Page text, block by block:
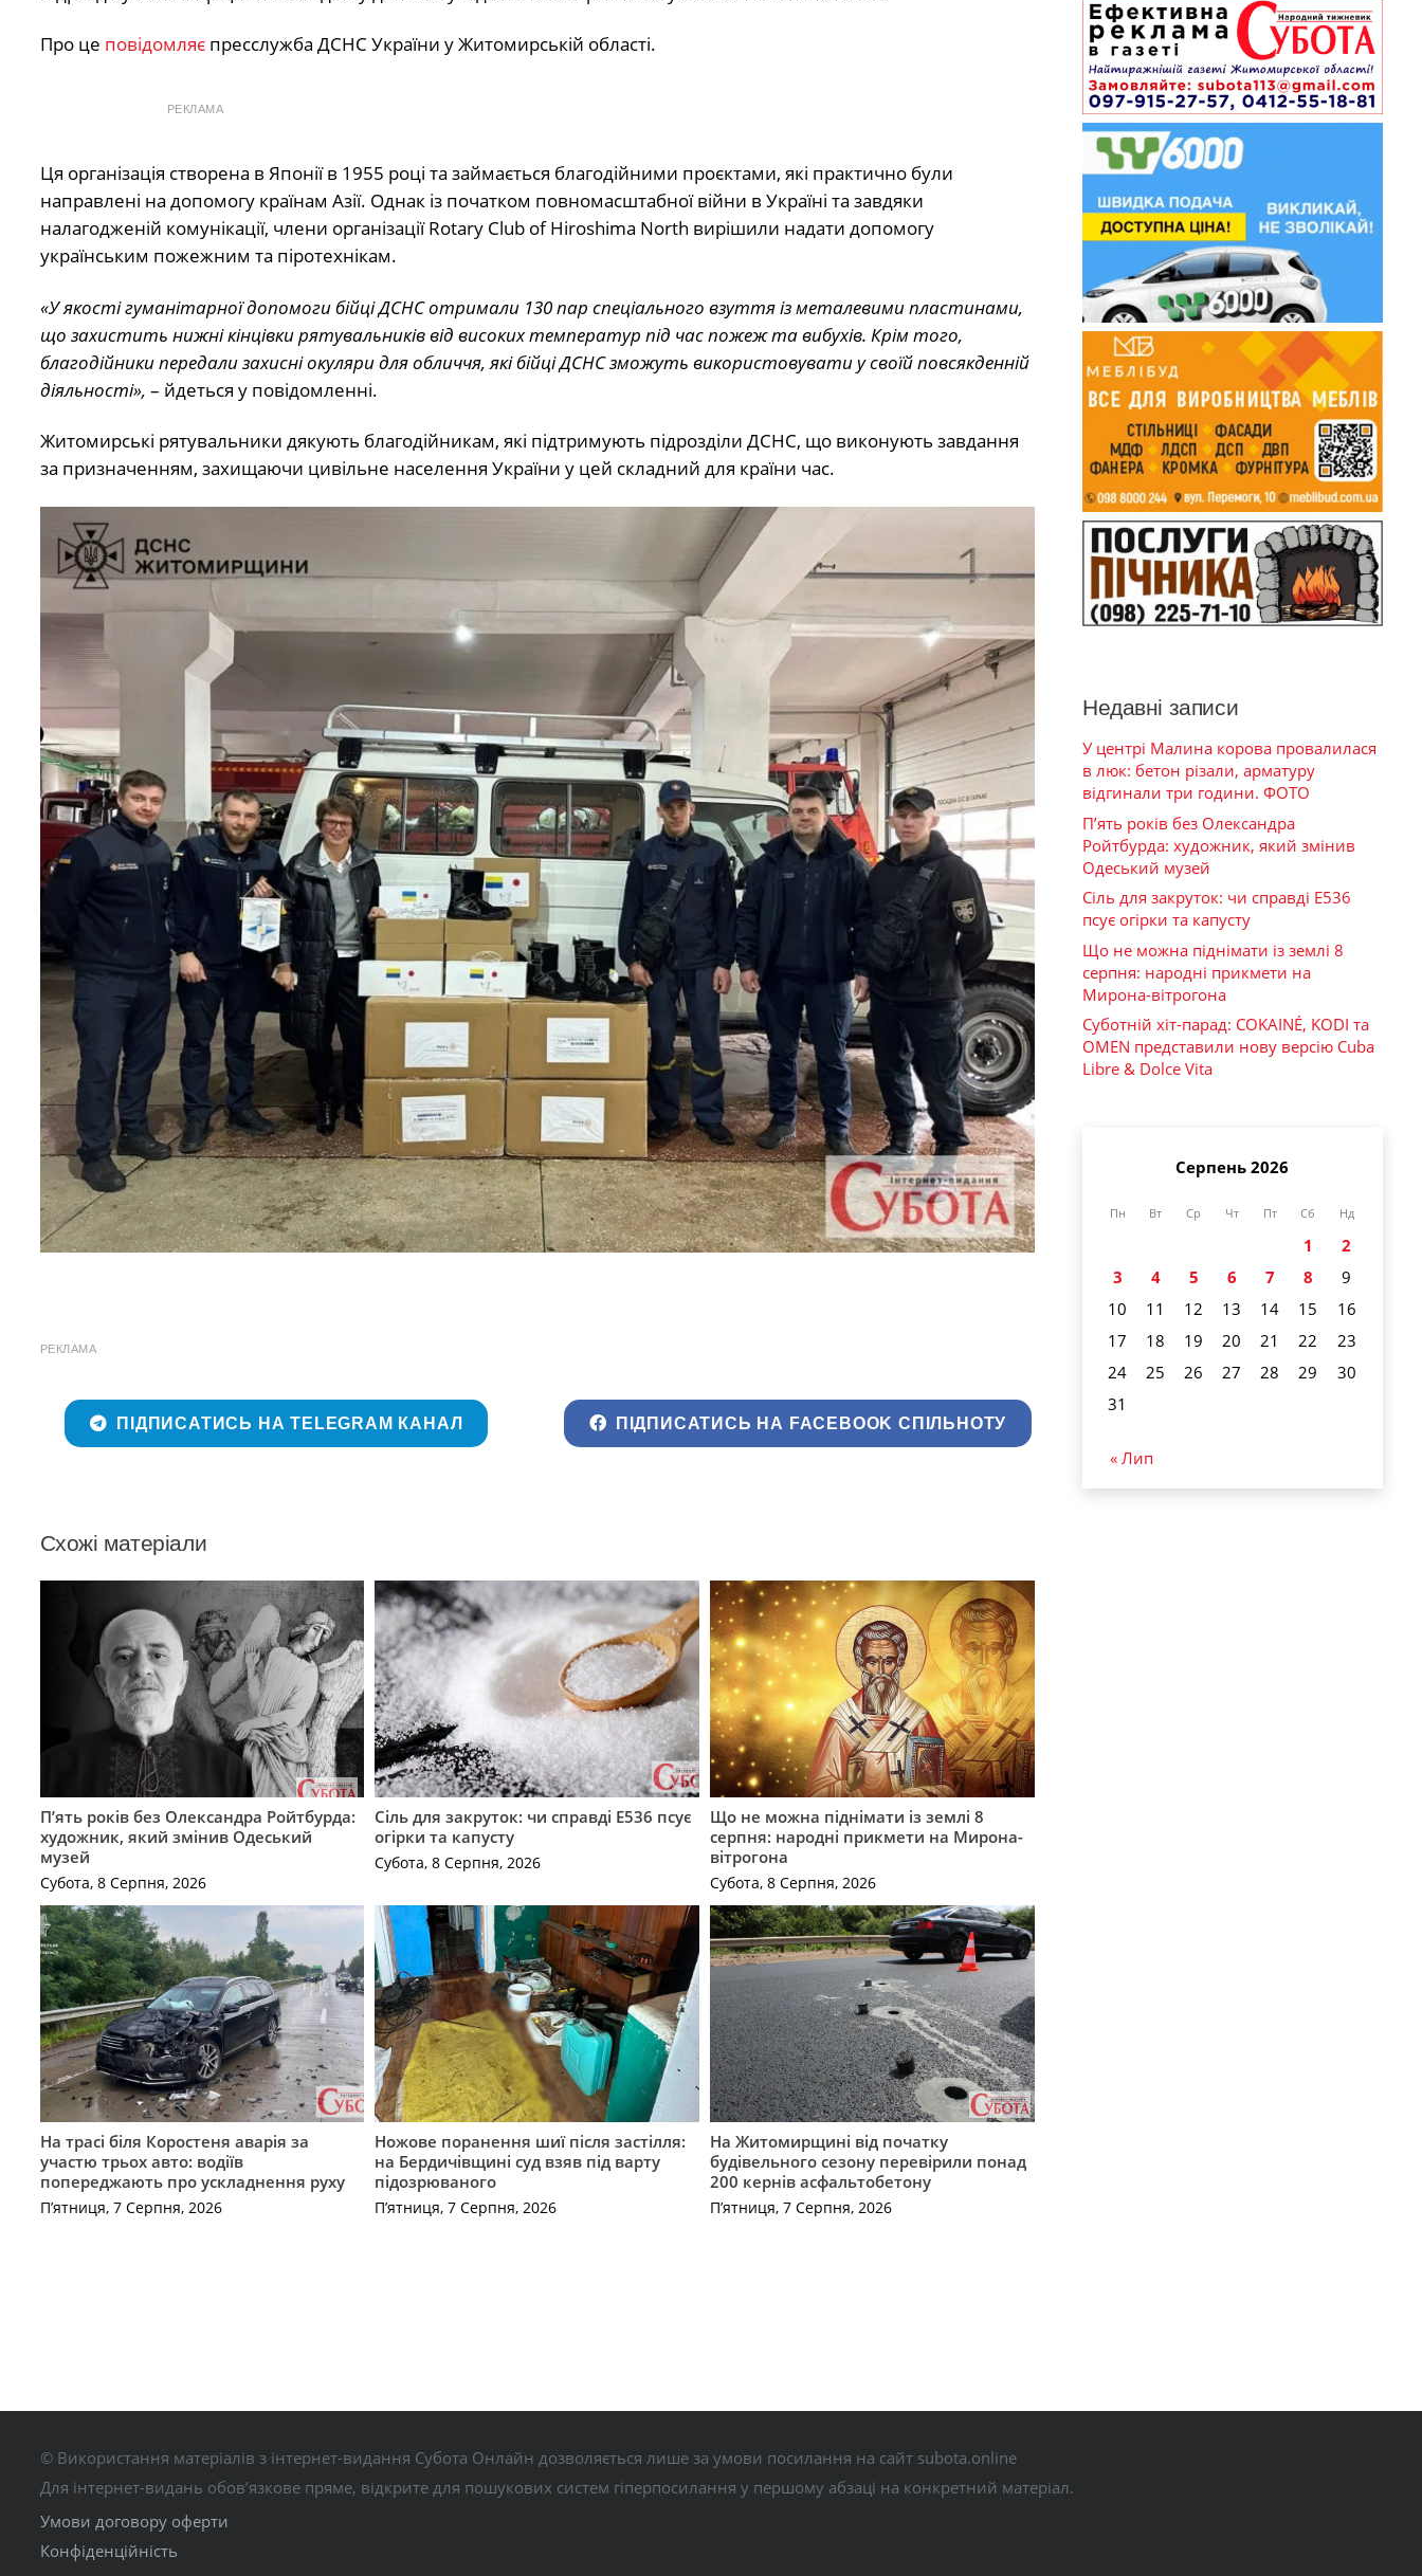
Про це повідомляєпресслужба ДСНС України у Житомирській області.
РЕКЛАМА
Ця організація створена в Японії в 1955 році та займається благодійними проєктами, які практично були
направлені на допомогу країнам Азії. Однак із початком повномасштабної війни в Україні та завдяки
налагодженій комунікації, члени організації Rotary Club of Hiroshima North вирішили надати допомогу
українським пожежним та піротехнікам.
«У якості гуманітарної допомоги бійці ДСНС отримали 130 пар спеціального взуття із металевими пластинами,
що захистить нижні кінцівки рятувальників від високих температур під час пожеж та вибухів. Крім того,
благодійники передали захисні окуляри для обличчя, які бійці ДСНС зможуть використовувати у своїй повсякденній
діяльності», – йдеться у повідомленні.
Житомирські рятувальники дякують благодійникам, які підтримують підрозділи ДСНС, що виконують завдання
за призначенням, захищаючи цивільне населення України у цей складний для країни час.
РЕКЛАМА
ПІДПИСАТИСЬ НА TELEGRAM КАНАЛ ПІДПИСАТИСЬ НА FACEBOOK СПІЛЬНОТУ
Схожі матеріали
П’ять років без Олександра Ройтбурда:
художник, який змінив Одеський
музей
Субота, 8 Серпня, 2026
Сіль для закруток: чи справді Е536 псує
огірки та капусту
Субота, 8 Серпня, 2026
Що не можна піднімати із землі 8
серпня: народні прикмети на Мирона-
вітрогона
Субота, 8 Серпня, 2026
На трасі біля Коростеня аварія за
участю трьох авто: водіїв
попереджають про ускладнення руху
П’ятниця, 7 Серпня, 2026
Ножове поранення шиї після застілля:
на Бердичівщині суд взяв під варту
підозрюваного
П’ятниця, 7 Серпня, 2026
На Житомирщині від початку
будівельного сезону перевірили понад
200 кернів асфальтобетону
П’ятниця, 7 Серпня, 2026
Недавні записи
У центрі Малина корова провалилася
в люк: бетон різали, арматуру
відгинали три години. ФОТО
П’ять років без Олександра
Ройтбурда: художник, який змінив
Одеський музей
Сіль для закруток: чи справді Е536
псує огірки та капусту
Що не можна піднімати із землі 8
серпня: народні прикмети на
Мирона-вітрогона
Суботній хіт-парад: COKAINÉ, KODI та
OMEN представили нову версію Cuba
Libre & Dolce Vita
Серпень 2026
Пн Вт Ср Чт Пт Сб Нд
1
2
3
4 5 6 7 8
9
10
11 12 13 14 15
16
17
18 19 20 21 22
23
24
25 26 27 28 29
30
31
« Лип
© Використання матеріалів з інтернет-видання Субота Онлайн дозволяється лише за умови посилання на сайт subota.online
Для інтернет-видань обов’язкове пряме, відкрите для пошукових систем гіперпосилання у першому абзаці на конкретний матеріал.
Умови договору оферти
Конфіденційність